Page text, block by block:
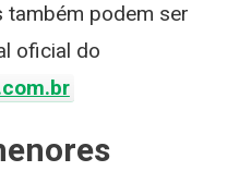
podem ser
oficial do